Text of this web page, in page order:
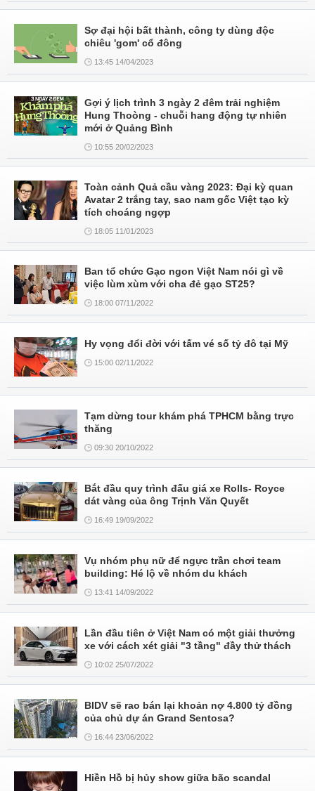
Sợ đại hội bất thành, công ty dùng độc
chiêu 'gom' cổ đông
13:45 14/04/2023
Gợi ý lịch trình 3 ngày 2 đêm trải nghiệm
Hung Thoòng - chuỗi hang động tự nhiên
mới ở Quảng Bình
10:55 20/02/2023
Toàn cảnh Quả cầu vàng 2023: Đại kỳ quan
Avatar 2 trắng tay, sao nam gốc Việt tạo kỳ
tích choáng ngợp
18:05 11/01/2023
Ban tổ chức Gạo ngon Việt Nam nói gì về
việc lùm xùm với cha đẻ gạo ST25?
18:00 07/11/2022
Hy vọng đổi đời với tấm vé số tỷ đô tại Mỹ
15:00 02/11/2022
Tạm dừng tour khám phá TPHCM bằng trực
thăng
09:30 20/10/2022
Bắt đầu quy trình đấu giá xe Rolls- Royce
dát vàng của ông Trịnh Văn Quyết
16:49 19/09/2022
Vụ nhóm phụ nữ để ngực trần chơi team
building: Hé lộ về nhóm du khách
13:41 14/09/2022
Lần đầu tiên ở Việt Nam có một giải thưởng
xe với cách xét giải "3 tầng" đầy thử thách
10:02 25/07/2022
BIDV sẽ rao bán lại khoản nợ 4.800 tỷ đồng
của chủ dự án Grand Sentosa?
16:44 23/06/2022
Hiền Hồ bị hủy show giữa bão scandal